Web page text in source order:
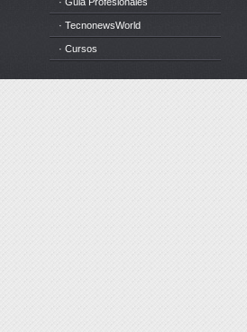
· TecnonewsWorld
· Cursos